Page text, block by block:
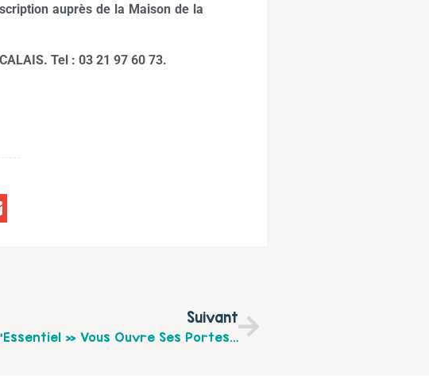
auprès de la Maison de la
CALAIS. Tel : 03 21 97 60 73.
Suivant
La Maison Du Mieux-Etre « L’Essentiel » Vous Ouvre Ses Portes Le 24 Septembre Prochain À Clerques.